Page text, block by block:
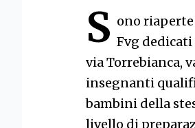
S ono
Fvg dedicati
via Torrebianca,
insegnanti
bambini della
livello di